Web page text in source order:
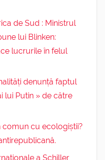
de Sud : Ministrul
lui Blinken:
lucrurile în felul
denunță faptul
lui Putin » de către
comun cu ecologiștii?
a Schiller